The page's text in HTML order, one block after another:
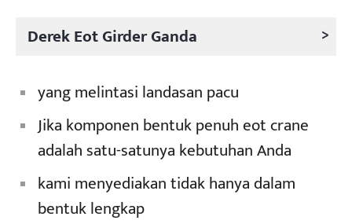
Derek Eot Girder Ganda >
yang melintasi landasan pacu
Jika komponen bentuk penuh eot crane
adalah satu-satunya kebutuhan Anda
kami menyediakan tidak hanya dalam
bentuk lengkap